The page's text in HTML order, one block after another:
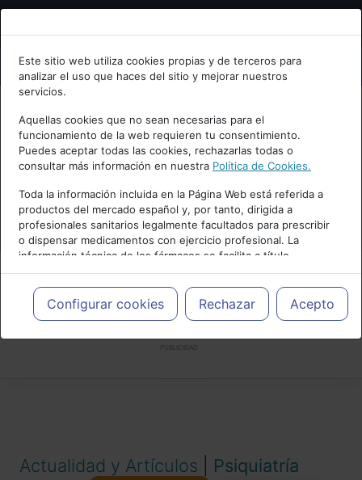
Bienvenid@ a psiquiatria.com
Escribe tu Email
Accede o regístrate con tu email.
Cancelar
Este sitio web utiliza cookies propias y de terceros para
analizar el uso que haces del sitio y mejorar nuestros
servicios.
Aquellas cookies que no sean necesarias para el
funcionamiento de la web requieren tu consentimiento.
Puedes aceptar todas las cookies, rechazarlas todas o
consultar más información en nuestra Política de Cookies.
Toda la información incluida en la Página Web está referida a
productos del mercado español y, por tanto, dirigida a
profesionales sanitarios legalmente facultados para prescribir
o dispensar medicamentos con ejercicio profesional. La
información técnica de los fármacos se facilita a título
meramente informativo, siendo responsabilidad de los
profesionales facultados prescribir medicamentos y decidir, en
cada caso concreto, el tratamiento más adecuado a las
necesidades del paciente.
Configurar cookies Rechazar Acepto
Actualidad y Artículos
Psiquiatría